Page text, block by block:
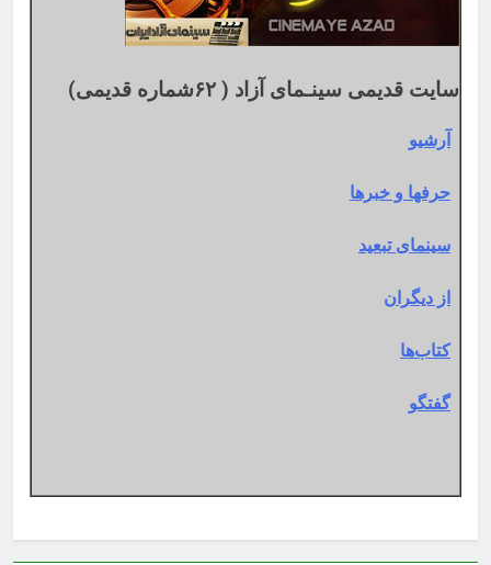
سایت قدیمی سینـمای آزاد ( ۶۲شماره قدیمی)
آرشیو
حرفها و خبرها
سینمای تبعید
از دیگران
کتاب‌ها
گفتگو